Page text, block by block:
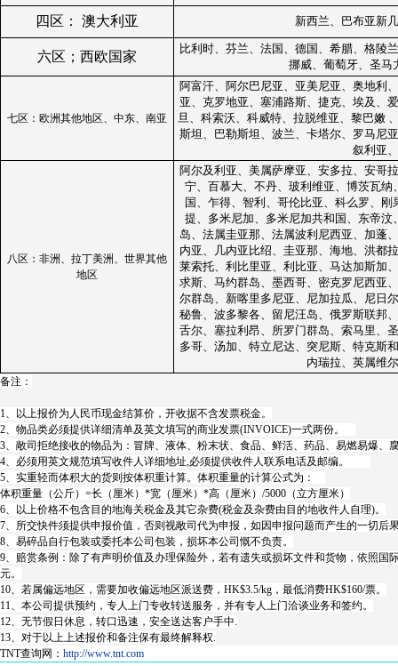
四区： 澳大利亚 新西兰、巴布亚新
六区；西欧国家
比利时、芬兰、法国、德国、希腊、格陵
挪威、葡萄牙、圣马
七区：欧洲其他地区、中东、南亚
阿富汗、阿尔巴尼亚、亚美尼亚、奥地利
亚、克罗地亚、塞浦路斯、捷克、埃及、
旦、科索沃、科威特、拉脱维亚、黎巴嫩
斯坦、巴勒斯坦、波兰、卡塔尔、罗马尼
叙利亚
八区：非洲、拉丁美洲、世界其他
地区
阿尔及利亚、美属萨摩亚、安多拉、安哥
宁、百慕大、不丹、玻利维亚、博茨瓦
国、乍得、智利、哥伦比亚、科么罗、
提、多米尼加、多米尼加共和国、东帝
岛、法属圭亚那、法属波利尼西亚、加蓬
内亚、几内亚比绍、圭亚那、海地、洪都
莱索托、利比里亚、利比亚、马达加斯加
求斯、马约群岛、墨西哥、密克罗尼西亚
尔群岛、新喀里多尼亚、尼加拉瓜、尼日
秘鲁、波多黎各、留尼汪岛、俄罗斯联邦
舌尔、塞拉利昂、所罗门群岛、索马里、
多哥、汤加、特立尼达、突尼斯、特克斯
内瑞拉、英属维
备注：
1、以上报价为人民币现金结算价，开收据不含发票税金。
2、物品类必须提供详细清单及英文填写的商业发票(INVOICE)一式两份。
3、敞司拒绝接收的物品为：冒牌、液体、粉末状、食品、鲜活、药品、易燃易爆、
4、必须用英文规范填写收件人详细地址,必须提供收件人联系电话及邮编。
5、实重轻而体积大的货则按体积重计算。体积重量的计算公式为：
体积重量（公斤）=长（厘米）*宽（厘米）*高（厘米）/5000（立方厘米）
6、以上价格不包含目的地海关税金及其它杂费(税金及杂费由目的地收件人自理)。
7、所交快件须提供申报价值，否则视敞司代为申报，如因申报问题而产生的一切后
8、易碎品自行包装或委托本公司包装，损坏本公司慨不负责。
9、赔赏条例：除了有声明价值及办理保险外，若有遗失或损坏文件和货物，依照国
元。
10、若属偏远地区，需要加收偏远地区派送费，HK$3.5/kg，最低消费HK$160/票。
11、本公司提供预约，专人上门专收转送服务，并有专人上门洽谈业务和签约。
12、无节假日休息，转口迅速，安全送达客户手中.
13、对于以上上述报价和备注保有最终解释权.
TNT查询网： http://www.tnt.com